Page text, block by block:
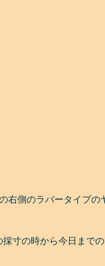
右側のラバータイプの
寸の時から今日まで